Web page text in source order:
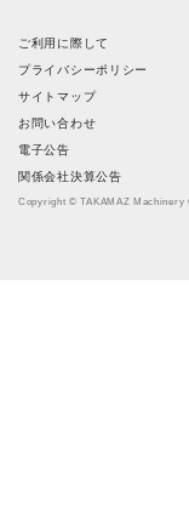
ご利用に際して
プライバシーポリシー
サイトマップ
お問い合わせ
電子公告
関係会社決算公告
Copyright © TAKAMAZ Machinery